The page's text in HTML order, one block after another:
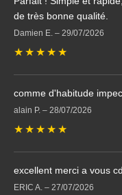
de très bonne qualité.
Damien E. – 29/07/2026
★ ★ ★ ★ ★
comme d'habitude
alain P. – 28/07/2026
★ ★ ★ ★ ★
excellent merci a vous
ERIC A. – 27/07/2026